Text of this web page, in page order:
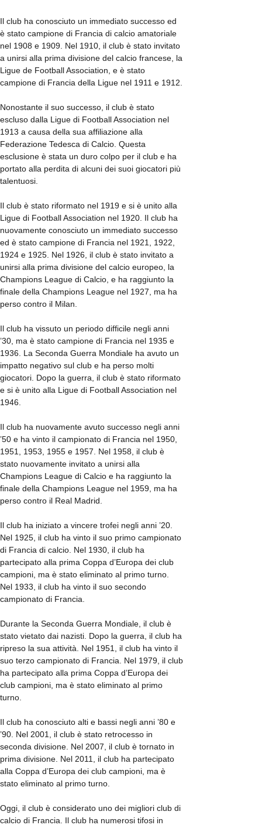
Il club ha conosciuto un immediato successo ed
è stato campione di Francia di calcio amatoriale
nel 1908 e 1909. Nel 1910, il club è stato invitato
a unirsi alla prima divisione del calcio francese, la
Ligue de Football Association, e è stato
campione di Francia della Ligue nel 1911 e 1912.
Nonostante il suo successo, il club è stato
escluso dalla Ligue di Football Association nel
1913 a causa della sua affiliazione alla
Federazione Tedesca di Calcio. Questa
esclusione è stata un duro colpo per il club e ha
portato alla perdita di alcuni dei suoi giocatori più
talentuosi.
Il club è stato riformato nel 1919 e si è unito alla
Ligue di Football Association nel 1920. Il club ha
nuovamente conosciuto un immediato successo
ed è stato campione di Francia nel 1921, 1922,
1924 e 1925. Nel 1926, il club è stato invitato a
unirsi alla prima divisione del calcio europeo, la
Champions League di Calcio, e ha raggiunto la
finale della Champions League nel 1927, ma ha
perso contro il Milan.
Il club ha vissuto un periodo difficile negli anni
’30, ma è stato campione di Francia nel 1935 e
1936. La Seconda Guerra Mondiale ha avuto un
impatto negativo sul club e ha perso molti
giocatori. Dopo la guerra, il club è stato riformato
e si è unito alla Ligue di Football Association nel
1946.
Il club ha nuovamente avuto successo negli anni
’50 e ha vinto il campionato di Francia nel 1950,
1951, 1953, 1955 e 1957. Nel 1958, il club è
stato nuovamente invitato a unirsi alla
Champions League di Calcio e ha raggiunto la
finale della Champions League nel 1959, ma ha
perso contro il Real Madrid.
Il club ha iniziato a vincere trofei negli anni ’20.
Nel 1925, il club ha vinto il suo primo campionato
di Francia di calcio. Nel 1930, il club ha
partecipato alla prima Coppa d’Europa dei club
campioni, ma è stato eliminato al primo turno.
Nel 1933, il club ha vinto il suo secondo
campionato di Francia.
Durante la Seconda Guerra Mondiale, il club è
stato vietato dai nazisti. Dopo la guerra, il club ha
ripreso la sua attività. Nel 1951, il club ha vinto il
suo terzo campionato di Francia. Nel 1979, il club
ha partecipato alla prima Coppa d’Europa dei
club campioni, ma è stato eliminato al primo
turno.
Il club ha conosciuto alti e bassi negli anni ’80 e
’90. Nel 2001, il club è stato retrocesso in
seconda divisione. Nel 2007, il club è tornato in
prima divisione. Nel 2011, il club ha partecipato
alla Coppa d’Europa dei club campioni, ma è
stato eliminato al primo turno.
Oggi, il club è considerato uno dei migliori club di
calcio di Francia. Il club ha numerosi tifosi in